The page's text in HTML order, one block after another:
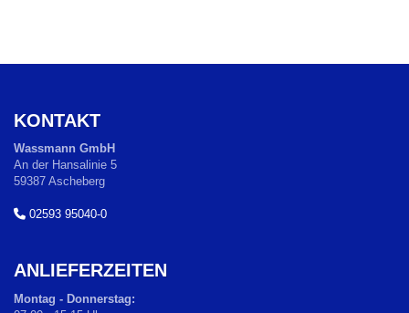
KONTAKT
Wassmann GmbH
An der Hansalinie 5
59387 Ascheberg
02593 95040-0
ANLIEFERZEITEN
Montag - Donnerstag: